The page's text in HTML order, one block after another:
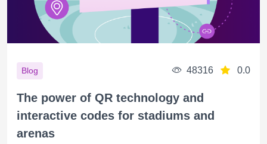
Blog 48316 0.0
The power of QR technology and
interactive codes for stadiums and
arenas